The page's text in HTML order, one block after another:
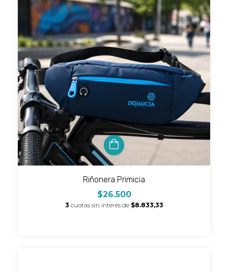
Riñonera Primicia
$26.500
3 cuotas sin interés de $8.833,33